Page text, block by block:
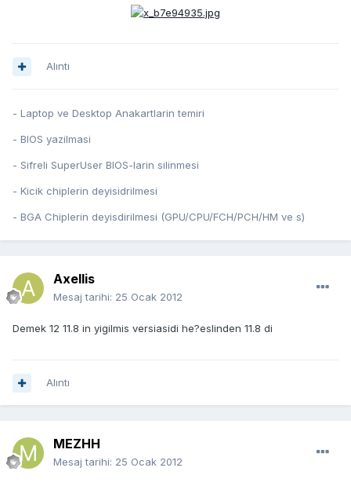
Alıntı
- Laptop ve Desktop Anakartlarin temiri
- BIOS yazilmasi
- Sifreli SuperUser BIOS-larin silinmesi
- Kicik chiplerin deyisidrilmesi
- BGA Chiplerin deyisdirilmesi (GPU/CPU/FCH/PCH/HM ve s)
Axellis
Mesaj tarihi: 25 Ocak 2012
Demek 12 11.8 in yigilmis versiasidi he?eslinden 11.8 di
Alıntı
MEZHH
Mesaj tarihi: 25 Ocak 2012